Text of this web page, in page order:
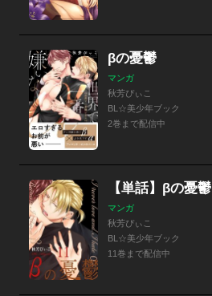
βの憂鬱
マンガ
秋芳ぴぃこ
BL☆美少年ブック
2巻まで配信中
【単話】βの憂鬱
マンガ
秋芳ぴぃこ
BL☆美少年ブック
11巻まで配信中